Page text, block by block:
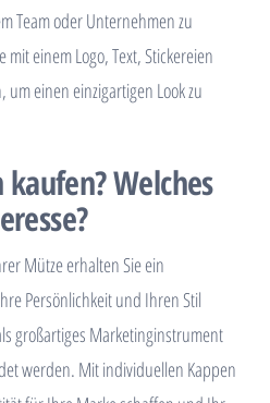
Team oder Unternehmen zu
einem Logo, Text, Stickereien
einen einzigartigen Look zu
Welches
Mütze erhalten Sie ein
Persönlichkeit und Ihren Stil
großartiges Marketinginstrument
werden. Mit individuellen Kappen